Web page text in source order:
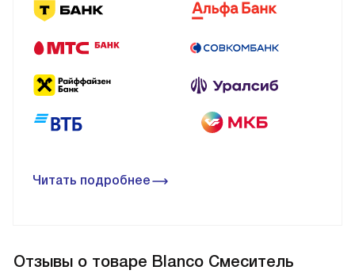
Читать подробнее
Отзывы о товаре Blanco Смеситель